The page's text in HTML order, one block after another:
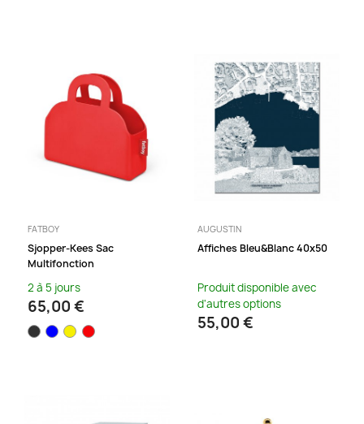
FATBOY
Sjopper-Kees Sac
Multifonction
2 à 5 jours
65,00 €
AUGUSTIN
Affiches Bleu&blanc 40x50
Produit disponible avec
d'autres options
55,00 €